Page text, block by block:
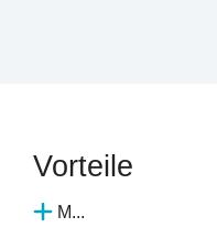
Vorteile
M...